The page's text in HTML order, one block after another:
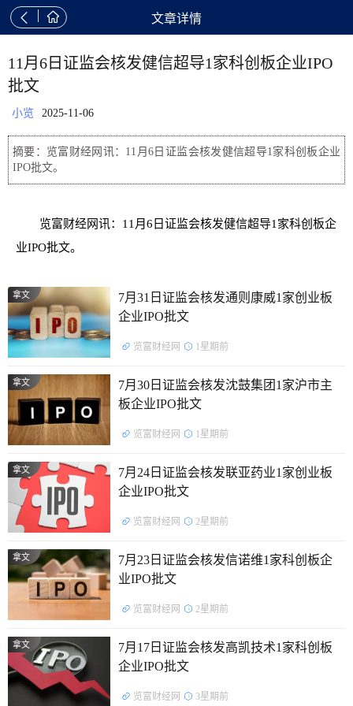
  文章详情
11月6日证监会核发健信超导1家科创板企业IPO
批文
小览 2025-11-06
摘要：览富财经网讯：11月6日证监会核发健信超导1家科创板企业
IPO批文。
览富财经网讯：11月6日证监会核发健信超导1家科创板企
业IPO批文。
拿文
7月31日证监会核发通则康威1家创业板
企业IPO批文
览富财经网 1星期前
拿文
7月30日证监会核发沈鼓集团1家沪市主
板企业IPO批文
览富财经网 1星期前
拿文
7月24日证监会核发联亚药业1家创业板
企业IPO批文
览富财经网 2星期前
拿文
7月23日证监会核发信诺维1家科创板企
业IPO批文
览富财经网 2星期前
拿文
7月17日证监会核发高凯技术1家科创板
企业IPO批文
览富财经网 3星期前